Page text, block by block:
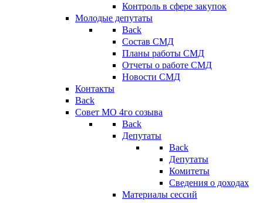
Контроль в сфере закупок
Молодые депутаты
Back
Состав СМД
Планы работы СМД
Отчеты о работе СМД
Новости СМД
Контакты
Back
Совет МО 4го созыва
Back
Депутаты
Back
Депутаты
Комитеты
Сведения о доходах
Материалы сессий